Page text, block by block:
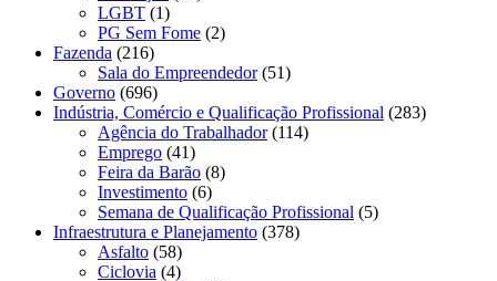
LGBT (1)
PG Sem Fome (2)
Fazenda (216)
Sala do Empreendedor(51)
Governo (696)
Indústria, Comércio e Qualificação Profissional (283)
Agência do Trabalhador(114)
Emprego (41)
Feira da Barão (8)
Investimento (6)
Semana de Qualificação Profissional (5)
Infraestrutura e Planejamento (378)
Asfalto (58)
Ciclovia (4)